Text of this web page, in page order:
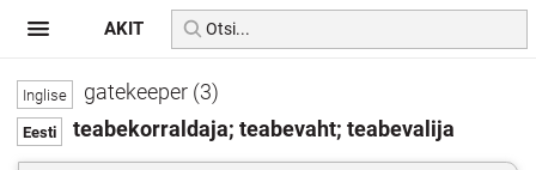
gatekeeper (3)
teabekorraldaja; teabevaht; teabevalija
AKIT